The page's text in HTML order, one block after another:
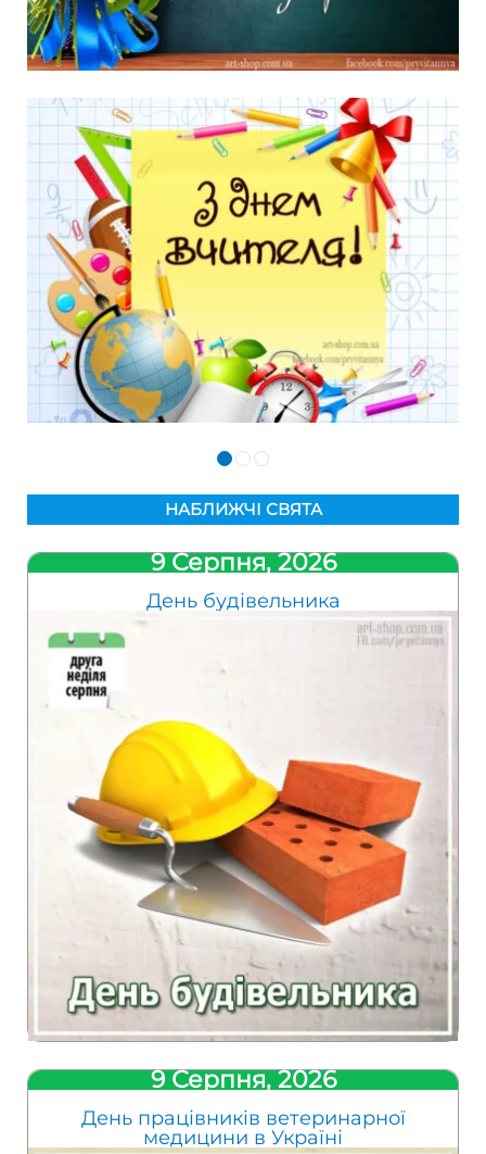
НАБЛИЖЧІ СВЯТА
9 Серпня, 2026
День будівельника
9 Серпня, 2026
День працівників ветеринарної
медицини в Україні